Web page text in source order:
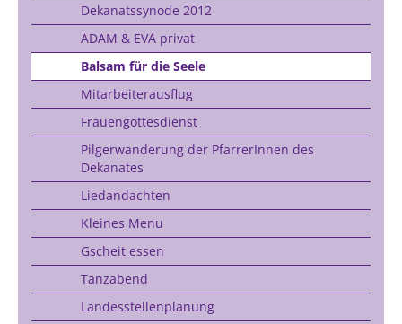
Dekanatssynode 2012
ADAM & EVA privat
Balsam für die Seele
Mitarbeiterausflug
Frauengottesdienst
Pilgerwanderung der PfarrerInnen des
Dekanates
Liedandachten
Kleines Menu
Gscheit essen
Tanzabend
Landesstellenplanung